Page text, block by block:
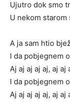
Ujutro dok smo
U nekom
A ja sam htio
I da pobjegnem
Aj aj aj aj aj, aj aj
I da pobjegnem
Aj aj aj aj aj, aj aj